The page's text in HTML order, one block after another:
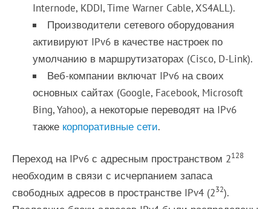
Internode, KDDI, Time Warner Cable, XS4ALL).
Производители сетевого оборудования
активируют IPv6 в качестве настроек по
умолчанию в маршрутизаторах (Cisco, D-Link).
Веб-компании включат IPv6 на своих
основных сайтах (Google, Facebook, Microsoft
Bing, Yahoo), а некоторые переводят на IPv6
также корпоративные сети.
Переход на IPv6 с адресным пространством 2128
необходим в связи с исчерпанием запаса
свободных адресов в пространстве IPv4 (232).